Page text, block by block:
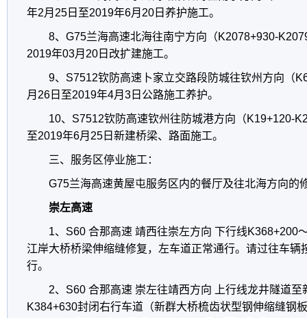
年2月25日至2019年6月20日养护施工。
8、G75兰海高速北海往南宁方向（K2078+930-
2019年03月20日改扩建施工。
9、S7512钦防高速卜家立交路段防城往钦州方向（
月26日至2019年4月3日公路施工养护。
10、S7512钦防高速钦州往防城港方向（K19+120-
至2019年6月25日新建桥梁、路面施工。
三、服务区停业施工：
G75兰海高速黄屋屯服务区内的餐厅及往北海方向的
崇左高速
1、S60 合那高速 靖西往崇左方向 下行线K368+200
江岸大桥桥梁伸缩缝修复，左车道正常通行。请过往车辆
行。
2、S60 合那高速 崇左往靖西方向 上行线龙井隧道
K384+630封闭右行车道（新群大桥梳齿状型钢伸缩缝钢